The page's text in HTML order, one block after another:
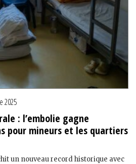
2025
: l’embolie gagne
pour mineurs et les quartiers
un nouveau record historique avec